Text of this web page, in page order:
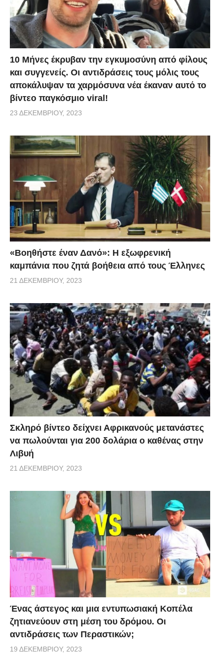
10 Μήνες έκρυβαν την εγκυμοσύνη από φίλους
και συγγενείς. Οι αντιδράσεις τους μόλις τους
αποκάλυψαν τα χαρμόσυνα νέα έκαναν αυτό το
βίντεο παγκόσμιο viral!
23 ΔΕΚΕΜΒΡΊΟΥ, 2023
«Βοηθήστε έναν Δανό»: H εξωφρενική
καμπάνια που ζητά βοήθεια από τους Έλληνες
21 ΔΕΚΕΜΒΡΊΟΥ, 2023
Σκληρό βίντεο δείχνει Αφρικανούς μετανάστες
να πωλούνται για 200 δολάρια ο καθένας στην
Λιβυή
21 ΔΕΚΕΜΒΡΊΟΥ, 2023
Ένας άστεγος και μια εντυπωσιακή Κοπέλα
ζητιανεύουν στη μέση του δρόμου. Οι
αντιδράσεις των Περαστικών;
19 ΔΕΚΕΜΒΡΊΟΥ, 2023